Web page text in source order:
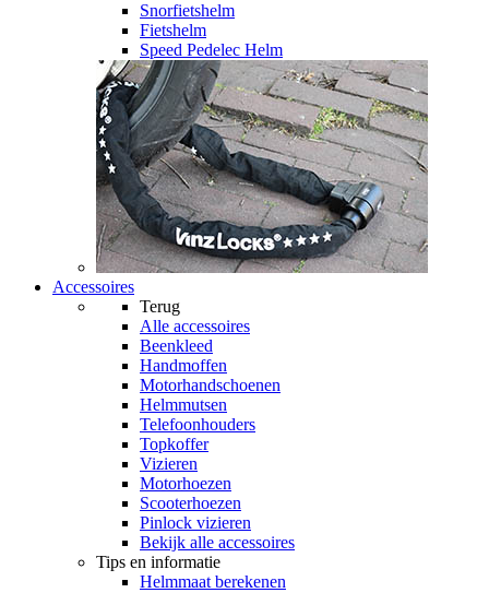
Snorfietshelm
Fietshelm
Speed Pedelec Helm
Accessoires
Terug
Alle accessoires
Beenkleed
Handmoffen
Motorhandschoenen
Helmmutsen
Telefoonhouders
Topkoffer
Vizieren
Motorhoezen
Scooterhoezen
Pinlock vizieren
Bekijk alle accessoires
Tips en informatie
Helmmaat berekenen